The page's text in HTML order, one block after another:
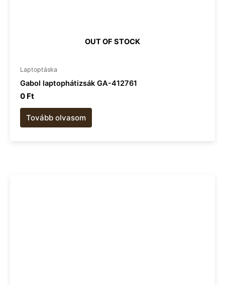
OUT OF STOCK
Laptoptáska
Gabol laptophátizsák GA-412761
0 Ft
Tovább olvasom